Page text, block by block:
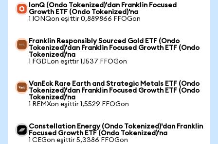
IonQ (Ondo Tokenized)'dan Franklin Focused
Growth ETF (Ondo Tokenized)'na
1 IONQon eşittir 0,889866 FFOGon
Franklin Responsibly Sourced Gold ETF (Ondo
Tokenized)'dan Franklin Focused Growth ETF (Ondo
Tokenized)'na
1 FGDLon eşittir 1,1537 FFOGon
VanEck Rare Earth and Strategic Metals ETF (Ondo
Tokenized)'dan Franklin Focused Growth ETF (Ondo
Tokenized)'na
1 REMXon eşittir 1,5529 FFOGon
Constellation Energy (Ondo Tokenized)'dan Franklin
Focused Growth ETF (Ondo Tokenized)'na
1 CEGon eşittir 5,3386 FFOGon